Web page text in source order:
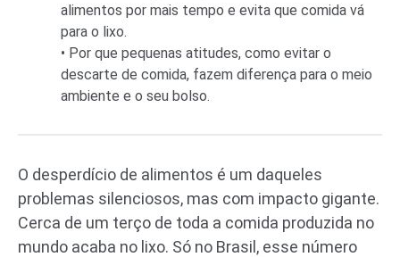
alimentos por mais tempo e evita que comida vá
para o lixo.
• Por que pequenas atitudes, como evitar o
descarte de comida, fazem diferença para o meio
ambiente e o seu bolso.
O desperdício de alimentos é um daqueles
problemas silenciosos, mas com impacto gigante.
Cerca de um terço de toda a comida produzida no
mundo acaba no lixo. Só no Brasil, esse número